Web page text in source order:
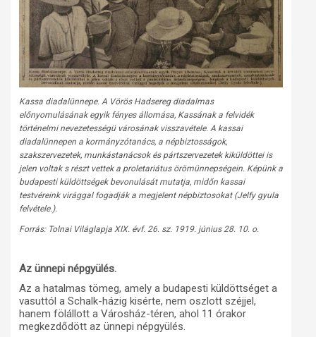
Kassa diadalünnepe. A Vörös Hadsereg diadalmas
előnyomulásának egyik fényes állomása, Kassának a felvidék
történelmi nevezetességü városának visszavétele. A kassai
diadalünnepen a kormányzótanács, a népbiztosságok,
szakszervezetek, munkástanácsok és pártszervezetek kiküldöttei is
jelen voltak s részt vettek a proletariátus örömünnepségein. Képünk a
budapesti küldöttségek bevonulását mutatja, midőn kassai
testvéreink virággal fogadják a megjelent népbiztosokat (Jelfy gyula
felvétele.).
Forrás: Tolnai Világlapja XIX. évf. 26. sz. 1919. június 28. 10. o.
Az ünnepi népgyülés.
Az a hatalmas tömeg, amely a budapesti küldöttséget a
vasuttól a Schalk-házig kisérte, nem oszlott széjjel,
hanem fölállott a Városház-téren, ahol 11 órakor
megkezdődött az ünnepi népgyülés.